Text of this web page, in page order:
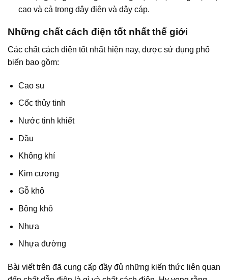
cao và cả trong dây điện và dây cáp.
Những chất cách điện tốt nhất thế giới
Các chất cách điện tốt nhất hiện nay, được sử dụng phổ
biến bao gồm:
Cao su
Cốc thủy tinh
Nước tinh khiết
Dầu
Không khí
Kim cương
Gỗ khô
Bông khô
Nhựa
Nhựa đường
Bài viết trên đã cung cấp đầy đủ những kiến thức liên quan